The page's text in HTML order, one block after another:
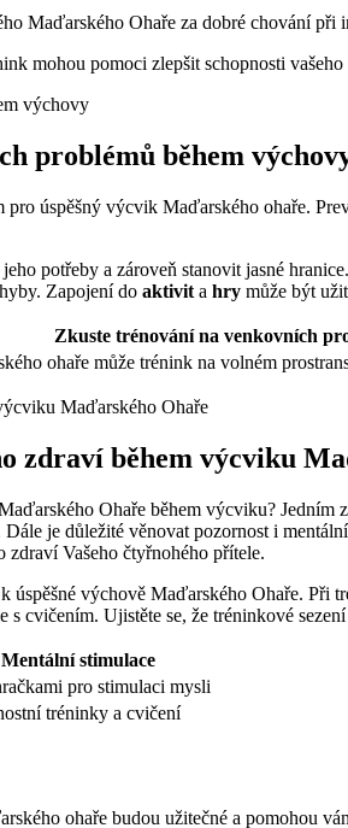
Maďarského Ohaře za dobré chování
mohou pomoci zlepšit schopnosti
problémů během
úspěšný výcvik Maďarského ohaře.
potřeby a zároveň stanovit jasné hranice.
Zapojení do aktivit a hry může být
Zkuste trénování na venkovních
ohaře může trénink na volném
zdraví během výcviku
Ohaře během výcviku?
je důležité věnovat pozornost i
zdraví Vašeho čtyřnohého přítele.
úspěšné výchově Maďarského Ohaře.
cvičením. Ujistěte se, že tréninkové
Mentální stimulace
pro stimulaci mysli
tréninky a cvičení
ohaře budou užitečné a pomohou